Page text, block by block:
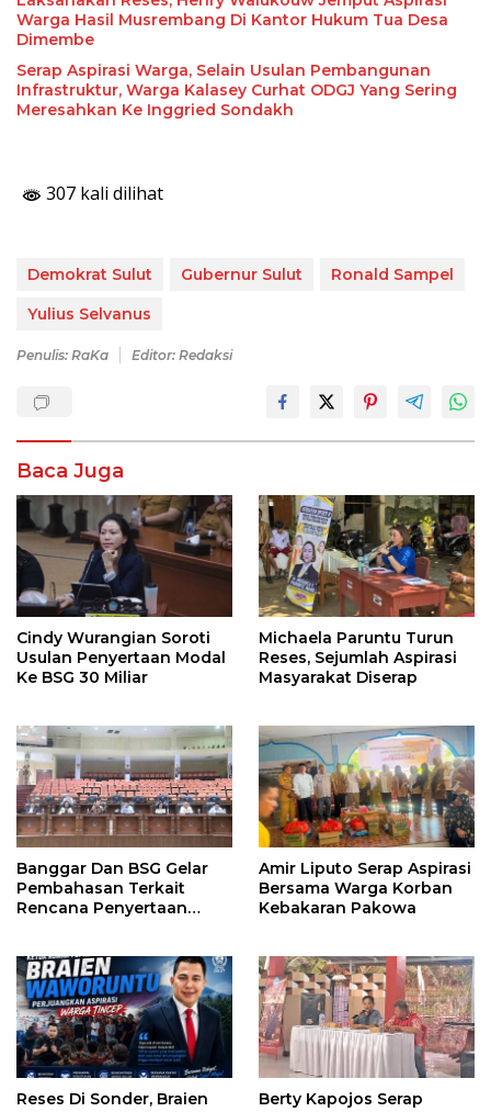
Warga Hasil Musrembang Di Kantor Hukum Tua Desa
Dimembe
Serap Aspirasi Warga, Selain Usulan Pembangunan
Infrastruktur, Warga Kalasey Curhat ODGJ Yang Sering
Meresahkan Ke Inggried Sondakh
307 kali dilihat
Demokrat Sulut Gubernur Sulut
Ronald Sampel
Yulius Selvanus
Penulis: RaKa Editor: Redaksi
Baca Juga
Cindy Wurangian Soroti
Usulan Penyertaan Modal
Ke BSG 30 Miliar
Michaela Paruntu Turun
Reses, Sejumlah Aspirasi
Masyarakat Diserap
Banggar Dan BSG Gelar
Pembahasan Terkait
Rencana Penyertaan
Amir Liputo Serap Aspirasi
Bersama Warga Korban
Kebakaran Pakowa
Reses Di Sonder, Braien
Berty Kapojos Serap